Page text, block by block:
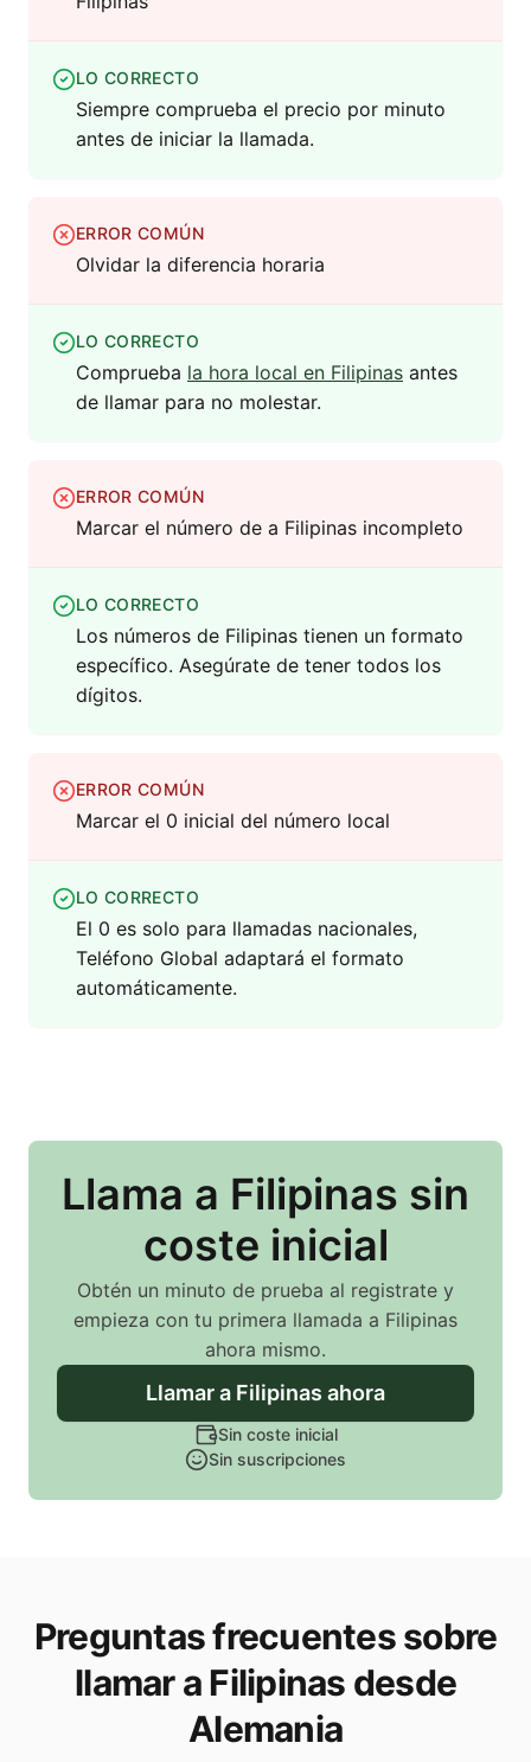
LO CORRECTO
Siempre comprueba el precio por minuto
antes de iniciar la llamada.
ERROR COMÚN
Olvidar la diferencia horaria
LO CORRECTO
Comprueba la hora local en Filipinas antes
de llamar para no molestar.
ERROR COMÚN
Marcar el número de a Filipinas incompleto
LO CORRECTO
Los números de Filipinas tienen un formato
específico. Asegúrate de tener todos los
dígitos.
ERROR COMÚN
Marcar el 0 inicial del número local
LO CORRECTO
El 0 es solo para llamadas nacionales,
Teléfono Global adaptará el formato
automáticamente.
Llama a Filipinas sin
coste inicial
Obtén un minuto de prueba al registrate y
empieza con tu primera llamada a Filipinas
ahora mismo.
Llamara Filipinas ahora
Sin coste inicial
Sin suscripciones
Preguntas frecuentes sobre
llamar a Filipinas desde
Alemania